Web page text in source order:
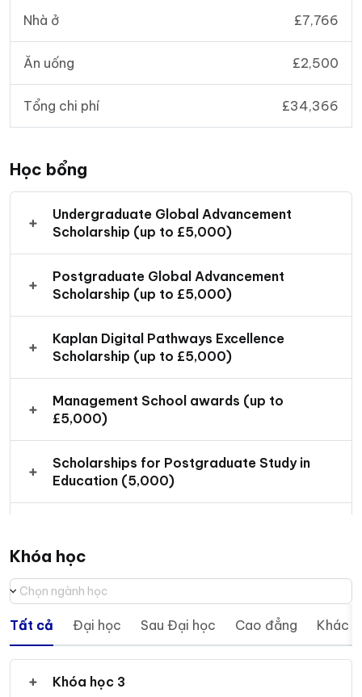
Nhà ở £7,766
Ăn uống £2,500
Tổng chi phí £34,366
Học bổng
Undergraduate Global Advancement
Scholarship (up to £5,000)
Postgraduate Global Advancement
Scholarship (up to £5,000)
Kaplan Digital Pathways Excellence
Scholarship (up to £5,000)
Management School awards (up to
£5,000)
Scholarships for Postgraduate Study in
Education (5,000)
Graduate Loyalty Advancement
Scholarship (up to £2,500)
Khóa học
Chọn ngành học
Tất cả Đại học Sau Đại học Cao đẳng Khác
Khóa học 3